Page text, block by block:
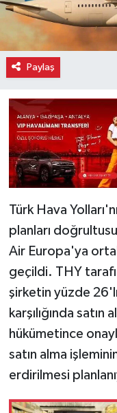
Paylaş
Türk Hava
planları
Air Europa'ya
geçildi. THY
şirketin yüzde
karşılığında
hükümetince
satın alma
erdirilmesi